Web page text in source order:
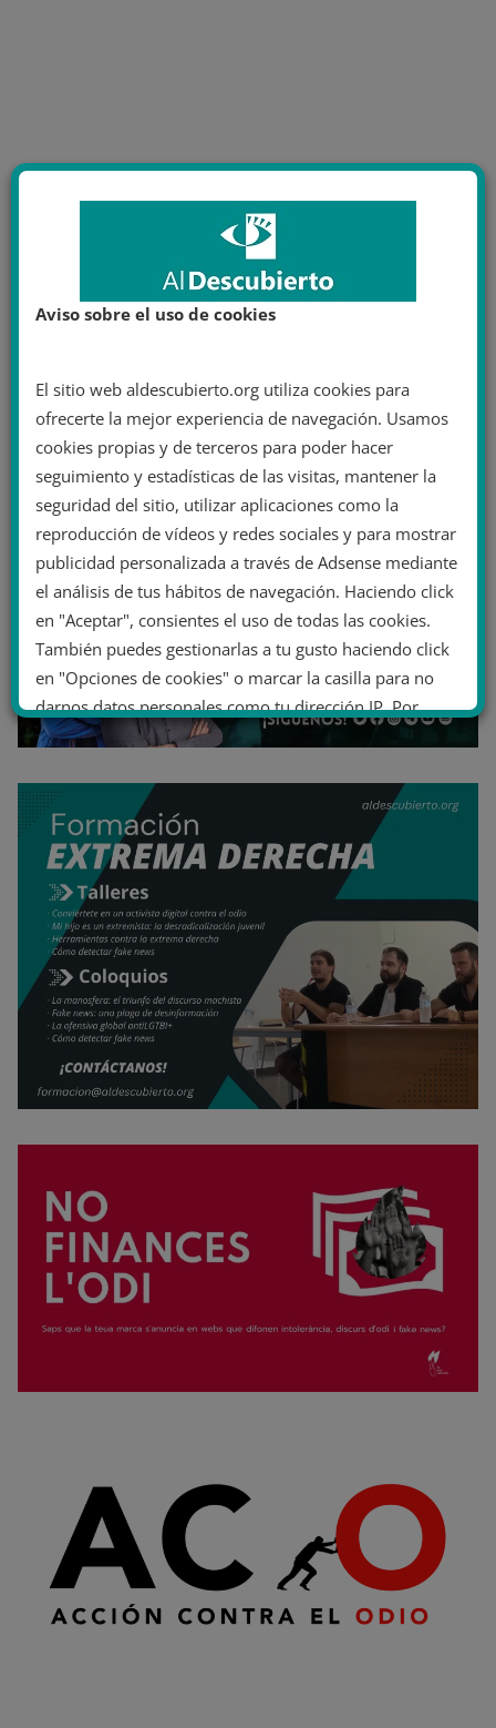
Aviso sobre el uso de cookies
El sitio web aldescubierto.org utiliza cookies para
ofrecerte la mejor experiencia de navegación. Usamos
cookies propias y de terceros para poder hacer
seguimiento y estadísticas de las visitas, mantener la
seguridad del sitio, utilizar aplicaciones como la
reproducción de vídeos y redes sociales y para mostrar
publicidad personalizada a través de Adsense mediante
el análisis de tus hábitos de navegación. Haciendo click
en "Aceptar", consientes el uso de todas las cookies.
También puedes gestionarlas a tu gusto haciendo click
en "Opciones de cookies" o marcar la casilla para no
darnos datos personales como tu dirección IP. Por
último, puedes leer nuestra Política de cookies.
No dar mi información personal
Opciones de cookies Aceptar cookies
Rechazar cookies Política de cookies